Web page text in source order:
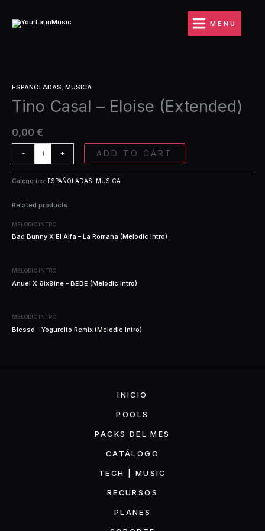
contenido
MENU
ESPAÑOLADAS, MUSICA
Tino Casal – Eloise (Extended)
0,00 €
-
Casal
-
Eloise
quantity
+ ADD TO CART
Categories: ESPAÑOLADAS MUSICA
Related products
MELODIC INTRO
Bad Bunny X El Alfa – La Romana (Melodic Intro)
MELODIC INTRO
Anuel X 6ix9ine – BEBE (Melodic Intro)
MELODIC INTRO
Blessd – Yogurcito Remix (Melodic Intro)
INICIO
POOLS
PACKS DEL MES
CATÁLOGO
TECH | MUSIC
RECURSOS
PLANES
(Extended)
quantity